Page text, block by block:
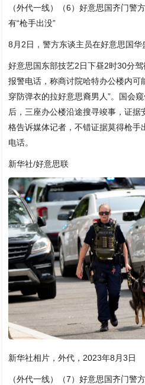
（外代一线）（6）好意思国齐门警
有“枪手出没”
8月2日，警方东谈主员在好意思国华
好意思国东部技艺2日下昼2时30分
报警电话，称商讨院哈特办公楼内可
穿防弹衣的拉好意思裔男人”。国会
后，三座办公楼沿途搜寻竣事，证据
格告诉媒体记者，不错证据莫得枪手
电话。
新华社/好意思联
新华社相片，外代，2023年8月3日
（外代一线）（7）好意思国齐门警